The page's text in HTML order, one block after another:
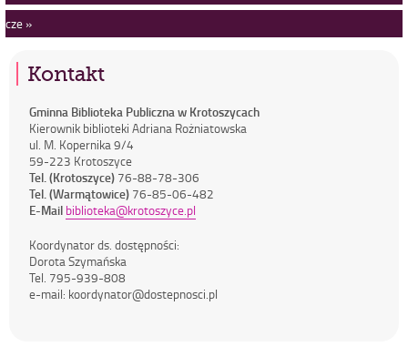
cze »
Kontakt
Gminna Biblioteka Publiczna w Krotoszycach
Kierownik biblioteki Adriana Rożniatowska
ul. M. Kopernika 9/4
59-223 Krotoszyce
Tel. (Krotoszyce) 76-88-78-306
Tel. (Warmątowice) 76-85-06-482
E-Mail biblioteka@krotoszyce.pl
Koordynator ds. dostępności:
Dorota Szymańska
Tel. 795-939-808
e-mail: koordynator@dostepnosci.pl